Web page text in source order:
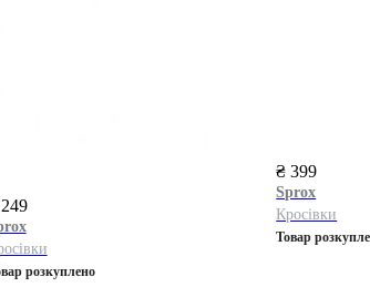
розкуплено
₴ 399
Sprox
Кросівки
Товар